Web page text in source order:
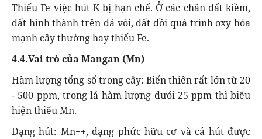
Thiếu Fe việc hút K bị hạn chế. Ở các chân đất kiềm,
đất hình thành trên đá vôi, đất đồi quá trình oxy hóa
mạnh cây thường hay thiếu Fe.
4.4.Vai trò của Mangan (Mn)
Hàm lượng tổng số trong cây: Biến thiên rất lớn từ 20
- 500 ppm, trong lá hàm lượng dưói 25 ppm thì biểu
hiện thiếu Mn.
Dạng hút: Mn++, dạng phức hữu cơ và cả hút được